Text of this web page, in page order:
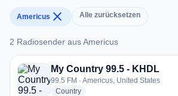
Americus close Alle zurücksetzen
2 Radiosender aus Americus
2 Radiosender aus Americus
My Country 99.5 - KHDL
99.5 FM · Americus, United States
Countryradio stations